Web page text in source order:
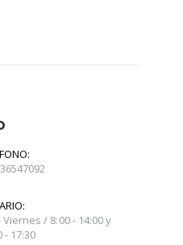
Viernes / 8:00 - 14:00 y
- 17:30